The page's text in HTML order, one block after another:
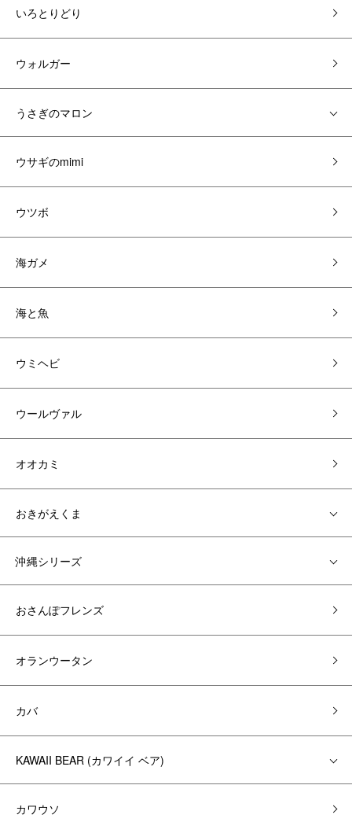
いろとりどり
ウォルガー
うさぎのマロン
ウサギのmimi
ウツボ
海ガメ
海と魚
ウミヘビ
ウールヴァル
オオカミ
おきがえくま
沖縄シリーズ
おさんぽフレンズ
オランウータン
カバ
KAWAII BEAR (カワイイ ベア)
カワウソ